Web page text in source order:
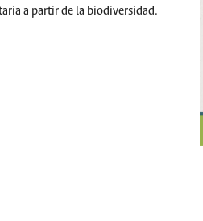
a partir de la biodiversidad.